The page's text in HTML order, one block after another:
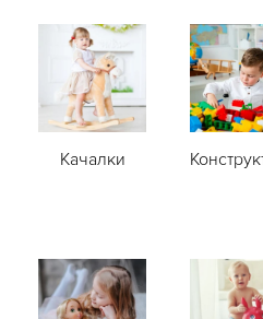
Качалки